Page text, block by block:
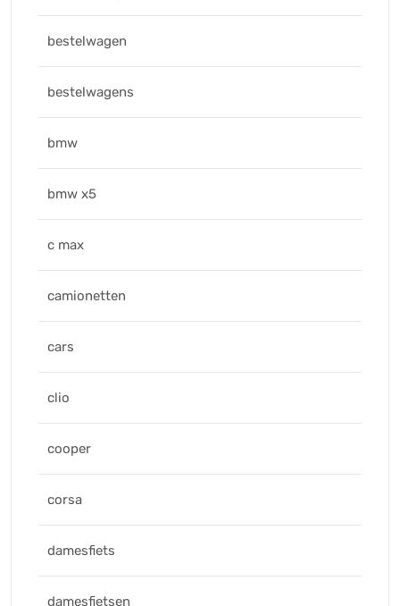
bestelwagen
bestelwagens
bmw
bmw x5
c max
camionetten
cars
clio
cooper
corsa
damesfiets
damesfietsen